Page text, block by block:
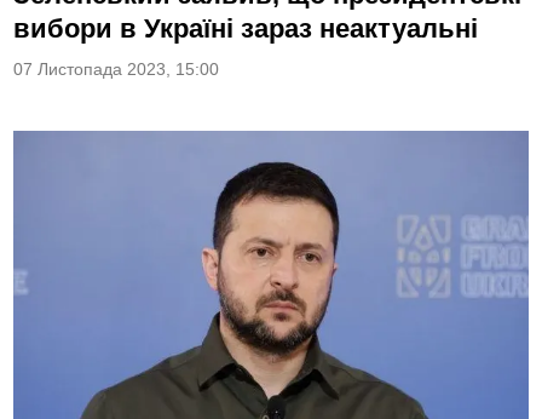
вибори в Україні зараз неактуальні
07 Листопада 2023, 15:00